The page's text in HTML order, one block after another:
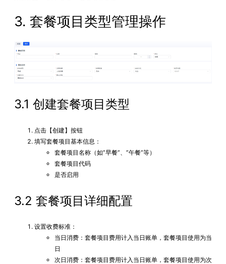
3. 套餐项目类型管理操作
3.1 创建套餐项目类型
点击【创建】按钮
填写套餐项目基本信息：
套餐项目名称（如”早餐”、”午餐”等）
套餐项目代码
是否启用
3.2 套餐项目详细配置
设置收费标准：
当日消费：套餐项目费用计入当日账单，套餐项目使用为当
日
次日消费：套餐项目费用计入当日账单，套餐项目使用为次